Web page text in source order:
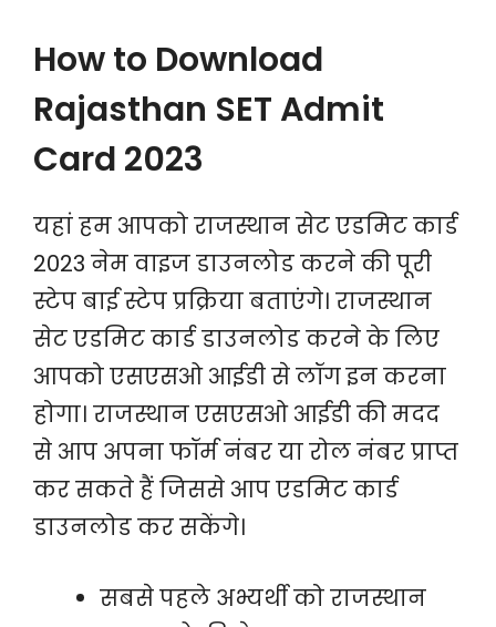
How to Download
Rajasthan SET Admit
Card 2023
यहां हम आपको राजस्थान सेट एडमिट कार्ड
2023 नेम वाइज डाउनलोड करने की पूरी
स्टेप बाई स्टेप प्रक्रिया बताएंगे। राजस्थान
सेट एडमिट कार्ड डाउनलोड करने के लिए
आपको एसएसओ आईडी से लॉग इन करना
होगा। राजस्थान एसएसओ आईडी की मदद
से आप अपना फॉर्म नंबर या रोल नंबर प्राप्त
कर सकते हैं जिससे आप एडमिट कार्ड
डाउनलोड कर सकेंगे।
सबसे पहले अभ्यर्थी को राजस्थान